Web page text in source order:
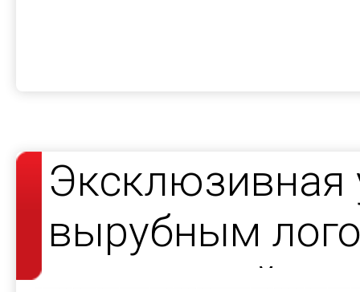
Эксклюзивная
вырубным